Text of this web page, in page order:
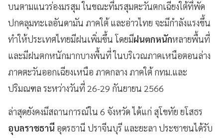
บนตามแนวร่องมรสุม ในขณะที่มรสุมตะวันตกเฉียงใต้ที่พัด
ปกคลุมทะเลอันดามัน ภาคใต้ และอ่าวไทย จะมีกำลังแรงขึ้น
ทำให้ประเทศไทยมีฝนเพิ่มขึ้น โดยมีฝนตกหนักหลายพื้นที่
และมีฝนตกหนักมากบางพื้นที่ ในบริเวณภาคเหนือตอนล่าง
ภาคตะวันออกเฉียงเหนือ ภาคกลาง ภาคใต้ กทม.และ
ปริมณฑล ระหว่างวันที่ 26-29 กันยายน 2566
ล่าสุดยังคงมีสถานการณ์ใน 6 จังหวัด ได้แก่ สุโขทัย ยโสธร
อุบลราชธานี อุดรธานี ปราจีนบุรี และยะลา ประชาชนได้รับ